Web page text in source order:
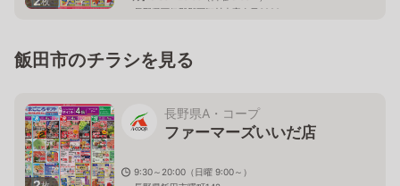
長野県下伊那郡阿智村大字春日3220
飯田市のチラシを見る
長野県A・コープ
ファーマーズいいだ店
9:30～20:00（日曜 9:00～）